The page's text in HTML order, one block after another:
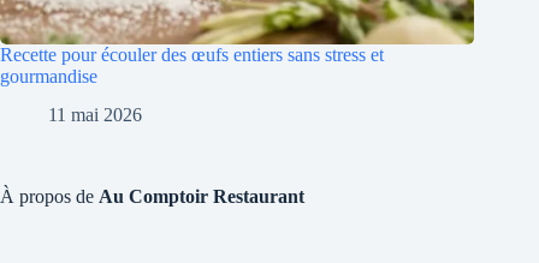
Recette pour écouler des œufs entiers sans stress et
gourmandise
11 mai 2026
À propos de Au Comptoir Restaurant